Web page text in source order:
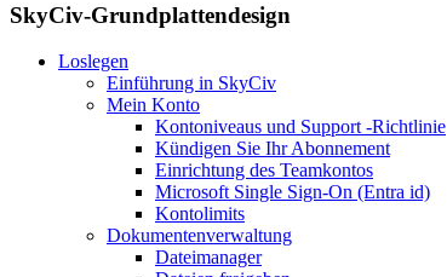
SkyCiv-Grundplattendesign
Loslegen
Einführung in SkyCiv
Mein Konto
Kontoniveaus und Support -Richtlinie
Kündigen Sie Ihr Abonnement
Einrichtung des Teamkontos
Microsoft Single Sign-On (Entra id)
Kontolimits
Dokumentenverwaltung
Dateimanager